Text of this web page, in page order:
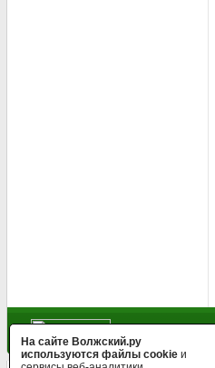
На сайте Волжский.ру
используются файлы cookie и